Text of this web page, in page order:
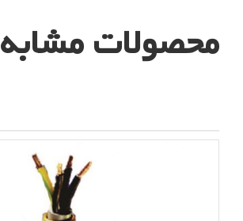
محصولات مشابه